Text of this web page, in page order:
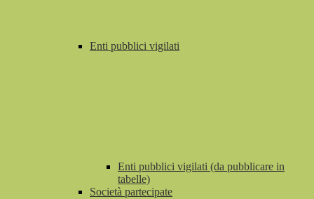
Enti pubblici vigilati
Enti pubblici vigilati (da pubblicare in
tabelle)
Società partecipate